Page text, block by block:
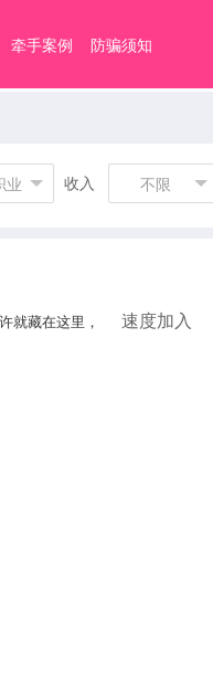
牵手案例 防骗须知
业 收入 不限
就藏在这里， 速度加入